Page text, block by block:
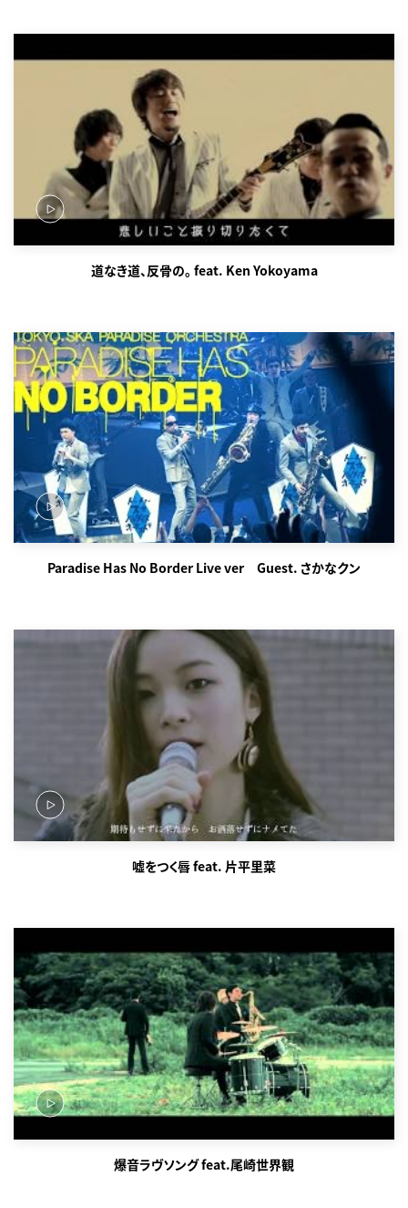
道なき道、反骨の。 feat. Ken Yokoyama
Paradise Has No Border Live ver Guest. さかなクン
嘘をつく唇 feat. 片平里菜
爆音ラヴソング feat.尾崎世界観